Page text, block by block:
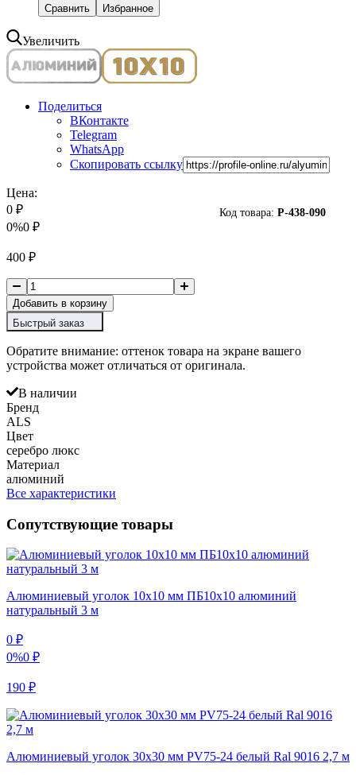
Сравнить Избранное
Увеличить
Поделиться
ВКонтакте
Telegram
WhatsApp
Скопировать ссылку
Код товара: P-438-090
Цена:
0 ₽
0%0 ₽
400 ₽
Добавить в корзину
Быстрый заказ
Обратите внимание: оттенок товара на экране вашего
устройства может отличаться от оригинала.
В наличии
Бренд
ALS
Цвет
серебро люкс
Материал
алюминий
Все характеристики
Сопутствующие товары
Алюминиевый уголок 10х10 мм ПБ10х10 алюминий
натуральный 3 м
0 ₽
0%0 ₽
190 ₽
Алюминиевый уголок 30х30 мм PV75-24 белый Ral 9016 2,7 м